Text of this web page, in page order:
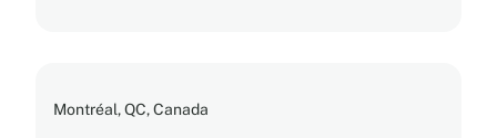
Montréal, QC, Canada